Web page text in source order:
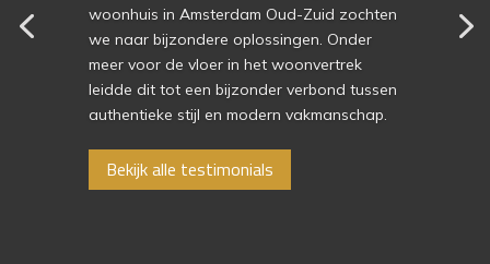
woonhuis in Amsterdam Oud-Zuid zochten
we naar bijzondere oplossingen. Onder
meer voor de vloer in het woonvertrek
leidde dit tot een bijzonder verbond tussen
authentieke stijl en modern vakmanschap.
Bekijk alle testimonials